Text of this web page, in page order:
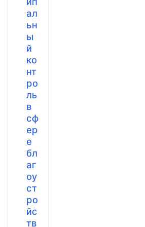
ал
ьн
ы
й
ко
нт
ро
ль
в
сф
ер
е
бл
аг
оу
ст
ро
йс
тв